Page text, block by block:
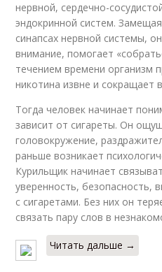
нервной, сердечно-
эндокринной систем.
синапсах нервной системы,
внимание, помогает
течением времени организм
никотина извне и сокращает
Тогда человек начинает
зависит от сигареты. Он
головокружение,
раньше возникает
Курильщик начинает
уверенность, безопасность,
с сигаретами. Без них он
связать пару слов в
Читать дальше →